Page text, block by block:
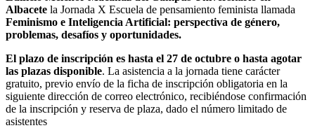
Albacete la Jornada X Escuela de pensamiento feminista llamada
Feminismo e Inteligencia Artificial: perspectiva de género,
problemas, desafíos y oportunidades.
El plazo de inscripción es hasta el 27 de octubre o hasta agotar
las plazas disponible. La asistencia a la jornada tiene carácter
gratuito, previo envío de la ficha de inscripción obligatoria en la
siguiente dirección de correo electrónico, recibiéndose confirmación
de la inscripción y reserva de plaza, dado el número limitado de
asistentes